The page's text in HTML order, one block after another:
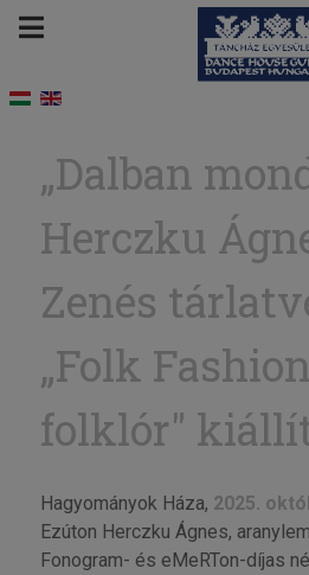
„Dal­ban
Hercz­ku
Zenés
„Folk
folklór"
Hagyományok Háza, 2025.
Ezúton Herczku Ágnes,
Fonogram- és eMeRTon-díjas